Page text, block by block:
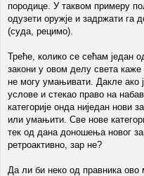
породице. У таквом примеру
одузети оружје и задржати га
(суда, рецимо).
Треће, колико се сећам један
закони у овом делу света каже
не могу умањивати. Дакле ако
услове и стекао право на
категорије онда ниједан нови
или умањити. Све нове
тек од дана доношења новог
ретроактивно, зар не?
Да ли би неко од правника ово